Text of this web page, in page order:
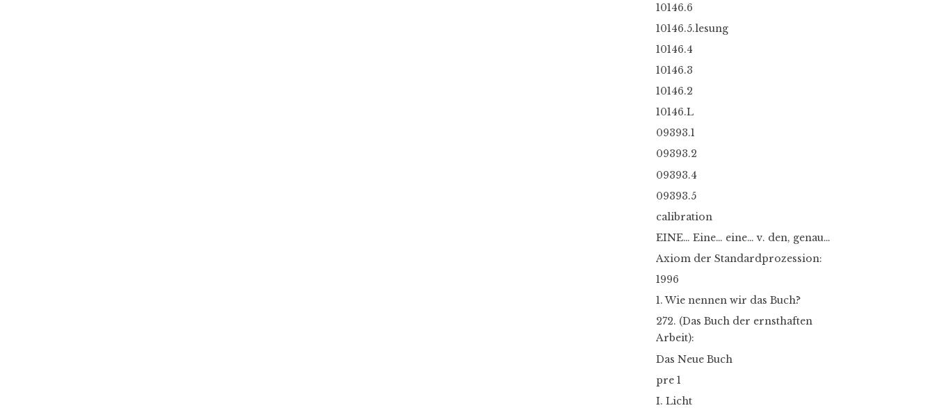
10146.6
10146.5.lesung
10146.4
10146.3
10146.2
10146.L
09393.1
09393.2
09393.4
09393.5
calibration
EINE… Eine… eine… v. den, genau…
Axiom der Standardprozession:
1996
1. Wie nennen wir das Buch?
272. (Das Buch der ernsthaften
Arbeit):
Das Neue Buch
pre 1
I. Licht